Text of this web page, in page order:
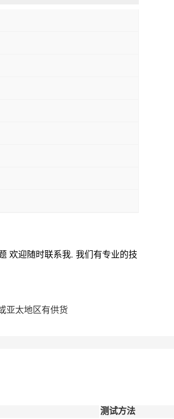
欢迎随时联系我. 我们有专业的技
亚太地区有供货
测试方法